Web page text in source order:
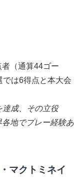
（通算44ゴー
では6得点と本大会
成、その立役
地でプレー経験あ
マクトミネイ